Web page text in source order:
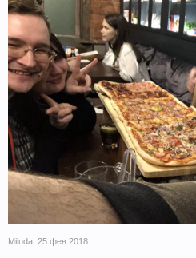
Miluda 25 фев 2018